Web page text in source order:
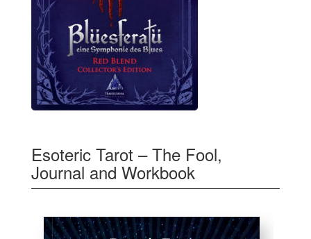
Esoteric Tarot – The Fool,
Journal and Workbook